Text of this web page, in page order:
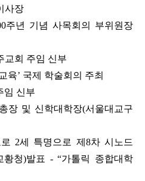
사장
주년 기념 사목회의 부위원장
교회 주임 신부
육’ 국제 학술회의 주최
임 신부
장 및 신학대학장(서울대교구
2세 특명으로 제8차 시노드
청)발표 - “가톨릭 종합대학